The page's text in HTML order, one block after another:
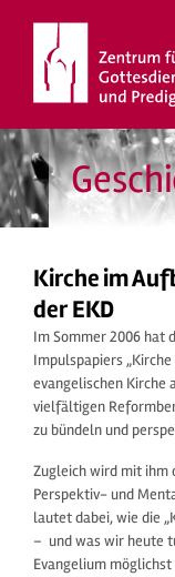
springen
Kirche im
der EKD
Im Sommer 2006 hat
Impulspapiers
evangelischen Kirche
vielfältigen
zu bündeln und
Zugleich wird mit ihm
Perspektiv- und
lautet dabei, wie die
– und was wir heute
Evangelium